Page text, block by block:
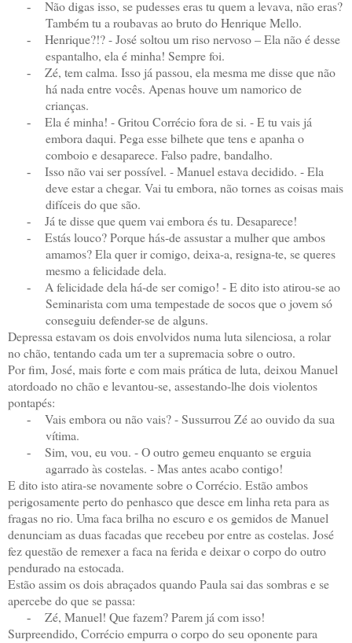
-
Não digas isso, se pudesses eras tu quem a levava, não eras?
Também tu a roubavas ao bruto do Henrique Mello.
-
Henrique?!? - José soltou um riso nervoso – Ela não é desse
espantalho, ela é minha! Sempre foi.
-
Zé, tem calma. Isso já passou, ela mesma me disse que não
há nada entre vocês. Apenas houve um namorico de
crianças.
-
Ela é minha! - Gritou Corrécio fora de si. - E tu vais já
embora daqui. Pega esse bilhete que tens e apanha o
comboio e desaparece. Falso padre, bandalho.
-
Isso não vai ser possível. - Manuel estava decidido. - Ela
deve estar a chegar. Vai tu embora, não tornes as coisas mais
difíceis do que são.
- Já te disse que quem vai embora és tu. Desaparece!
-
Estás louco? Porque hás-de assustar a mulher que ambos
amamos? Ela quer ir comigo, deixa-a, resigna-te, se queres
mesmo a felicidade dela.
-
A felicidade dela há-de ser comigo! - E dito isto atirou-se ao
Seminarista com uma tempestade de socos que o jovem só
conseguiu defender-se de alguns.
Depressa estavam os dois envolvidos numa luta silenciosa, a rolar
no chão, tentando cada um ter a supremacia sobre o outro.
Por fim, José, mais forte e com mais prática de luta, deixou Manuel
atordoado no chão e levantou-se, assestando-lhe dois violentos
pontapés:
-
Vais embora ou não vais? - Sussurrou Zé ao ouvido da sua
vítima.
-
Sim, vou, eu vou. - O outro gemeu enquanto se erguia
agarrado às costelas. - Mas antes acabo contigo!
E dito isto atira-se novamente sobre o Corrécio. Estão ambos
perigosamente perto do penhasco que desce em linha reta para as
fragas no rio. Uma faca brilha no escuro e os gemidos de Manuel
denunciam as duas facadas que recebeu por entre as costelas. José
fez questão de remexer a faca na ferida e deixar o corpo do outro
pendurado na estocada.
Estão assim os dois abraçados quando Paula sai das sombras e se
apercebe do que se passa:
-
Zé, Manuel! Que fazem? Parem já com isso!
Surpreendido, Corrécio empurra o corpo do seu oponente para